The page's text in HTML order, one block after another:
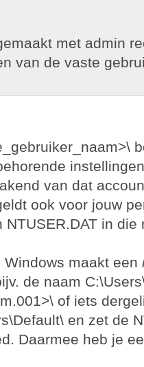
met admin
van de vaste
van dat
ook voor jouw
in die
maakt een
de naam
of iets
en zet de
Daarmee heb je